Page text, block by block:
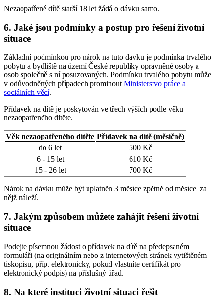
Nezaopatřené dítě starší 18 let žádá o dávku samo.
6. Jaké jsou podmínky a postup pro řešení životní
situace
Základní podmínkou pro nárok na tuto dávku je podmínka trvalého
pobytu a bydliště na území České republiky oprávněné osoby a
osob společně s ní posuzovaných. Podmínku trvalého pobytu může
v odůvodněných případech prominoutMinisterstvo práce a
sociálních věcí.
Přídavek na dítě je poskytován ve třech výších podle věku
nezaopatřeného dítěte.
Věk nezaopatřeného dítěte Přídavek na dítě (měsíčně)
do 6 let
500 Kč
6 - 15 let
610 Kč
15 - 26 let
700 Kč
Nárok na dávku může být uplatněn 3 měsíce zpětně od měsíce, za
nějž náleží.
7. Jakým způsobem můžete zahájit řešení životní
situace
Podejte písemnou žádost o přídavek na dítě na předepsaném
formuláři (na originálním nebo z internetových stránek vytištěném
tiskopisu, příp. elektronicky, pokud vlastníte certifikát pro
elektronický podpis) na příslušný úřad.
8. Na které instituci životní situaci řešit